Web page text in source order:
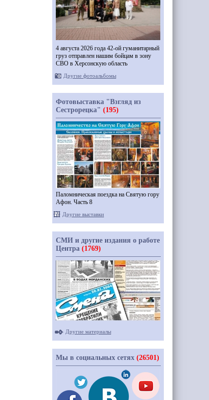
4 августа 2026 года 42-ой гуманитарный
груз отправлен нашим бойцам в зону
СВО в Херсонскую область
Другие фотоальбомы
Фотовыставка "Взгляд из
Сестрорецка" (195)
Паломническая поездка на Святую гору
Афон. Часть 8
Другие выставки
СМИ и другие издания о работе
Центра (1769)
Другие материалы
Мы в социальных сетях (26501)